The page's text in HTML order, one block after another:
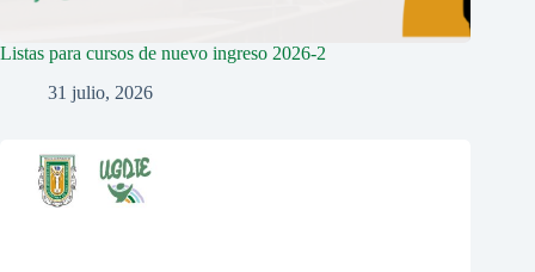
Listas para cursos de nuevo ingreso 2026-2
31 julio, 2026